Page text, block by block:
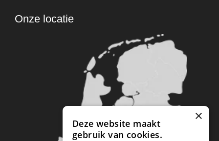
Onze locatie
×
Deze website maakt
gebruik van cookies.